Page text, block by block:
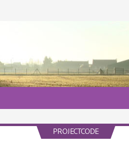
PROJECTCODE